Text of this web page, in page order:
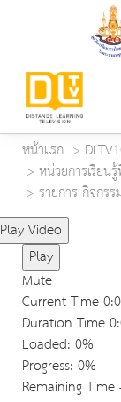
หน้าแรก
หน่วยการเรียน
รายการ กิจกร
Play Video
Play
Mute
Current Time
Duration Time
Loaded: 0%
Progress: 0%
Remaining Time